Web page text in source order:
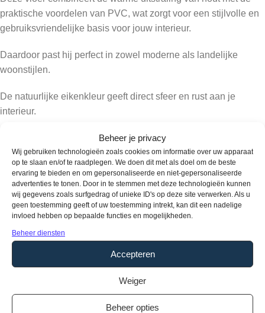
Beheer je privacy
Wij gebruiken technologieën zoals cookies om informatie over uw apparaat
op te slaan en/of te raadplegen. We doen dit met als doel om de beste
ervaring te bieden en om gepersonaliseerde en niet-gepersonaliseerde
advertenties te tonen. Door in te stemmen met deze technologieën kunnen
wij gegevens zoals surfgedrag of unieke ID's op deze site verwerken. Als u
geen toestemming geeft of uw toestemming intrekt, kan dit een nadelige
invloed hebben op bepaalde functies en mogelijkheden.
Beheer diensten
Accepteren
Weiger
Beheer opties
praktische voordelen van PVC, wat zorgt voor een stijlvolle en
gebruiksvriendelijke basis voor jouw interieur.
Daardoor past hij perfect in zowel moderne als landelijke
woonstijlen.
De natuurlijke eikenkleur geeft direct sfeer en rust aan je
interieur.
Subtiele kleurnuances en een voelbare houtstructuur zorgen
voor een realistische en levensechte uitstraling.
Dankzij de matte afwerking ontstaat een rustige en verfijnde
vloer zonder hinderlijke glans, zodat het geheel een warme
uitstraling behoudt zonder overdreven te reflecteren.
Landhuis Plak PVC – Natuur Eik vloer
Landhuis Plak PVC – Natuur Eik